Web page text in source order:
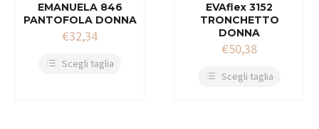
EMANUELA 846
PANTOFOLA DONNA
€32,34
Scegli taglia
EVAflex 3152
TRONCHETTO
DONNA
€50,38
Scegli taglia